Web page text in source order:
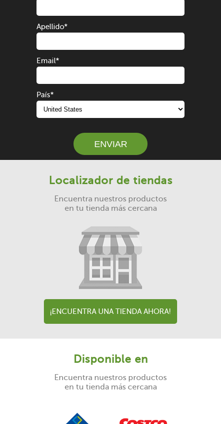
Apellido*
Email*
País*
Localizador de tiendas
Encuentra nuestros productos
en tu tienda más cercana
¡ENCUENTRA UNA TIENDA AHORA!
Disponible en
Encuentra nuestros productos
en tu tienda más cercana